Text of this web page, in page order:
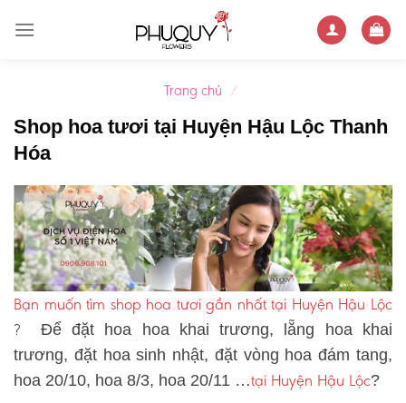
Trang chủ /
Shop hoa tươi tại Huyện Hậu Lộc Thanh
Hóa
Bạn muốn tìm shop hoa tươi gần nhất tại Huyện Hậu Lộc
? Để đặt hoa hoa khai trương, lẵng hoa khai
trương, đặt hoa sinh nhật, đặt vòng hoa đám tang,
hoa 20/10, hoa 8/3, hoa 20/11 …tại Huyện Hậu Lộc?